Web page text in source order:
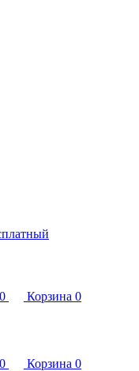
0 Корзина 0
0 Корзина 0